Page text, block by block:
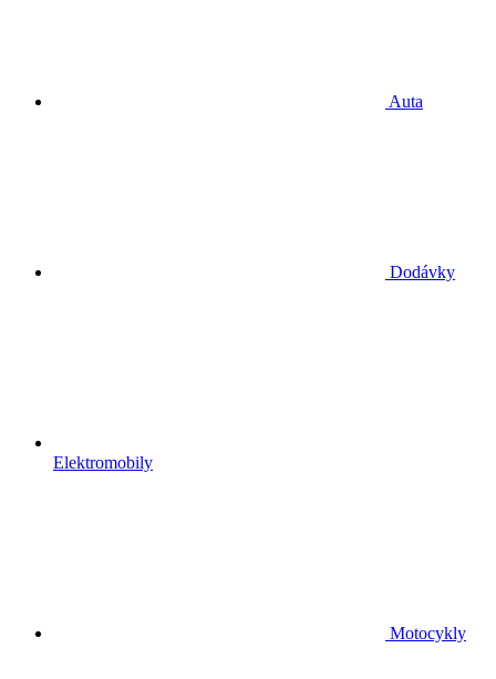
Auta
Dodávky
Elektromobily
Motocykly